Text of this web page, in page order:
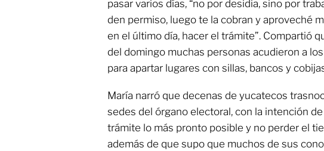
pasar varios días, “no por desidia, sino por
den permiso, luego te la cobran y aproveché
en el último día, hacer el trámite”. Compartió
del domingo muchas personas acudieron a
para apartar lugares con sillas, bancos y
María narró que decenas de yucatecos
sedes del órgano electoral, con la intención de
trámite lo más pronto posible y no perder el
además de que supo que muchos de sus